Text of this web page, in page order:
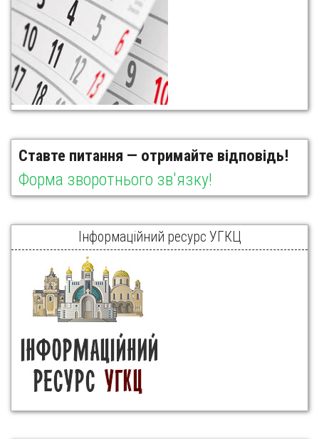
Ставте питання — отримайте відповідь!
Форма зворотнього зв'язку!
Інформаційний ресурс УГКЦ